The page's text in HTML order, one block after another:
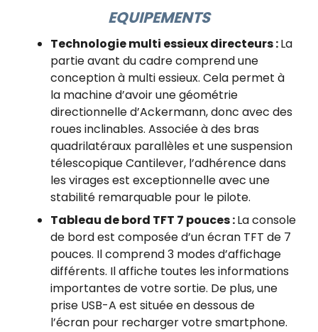
EQUIPEMENTS
Technologie multi essieux directeurs :La
partie avant du cadre comprend une
conception à multi essieux. Cela permet à
la machine d’avoir une géométrie
directionnelle d’Ackermann, donc avec des
roues inclinables. Associée à des bras
quadrilatéraux parallèles et une suspension
télescopique Cantilever, l’adhérence dans
les virages est exceptionnelle avec une
stabilité remarquable pour le pilote.
Tableau de bord TFT 7 pouces :La console
de bord est composée d’un écran TFT de 7
pouces. Il comprend 3 modes d’affichage
différents. Il affiche toutes les informations
importantes de votre sortie. De plus, une
prise USB-A est située en dessous de
l’écran pour recharger votre smartphone.